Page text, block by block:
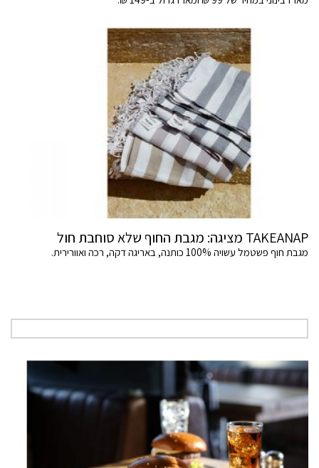
TAKEANAP מציגה: מגבת החוף שלא סוחבת חול
מגבת חוף פשטמל עשויה 100% כותנה, באריגה דקה, רכה ואוורירית.